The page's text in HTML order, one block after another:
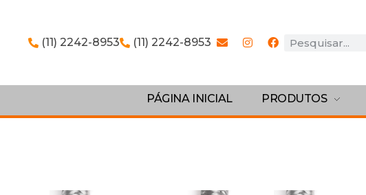
(11) 2242-8953 (11) 2242-8953
PÁGINA INICIAL PRODUTOS